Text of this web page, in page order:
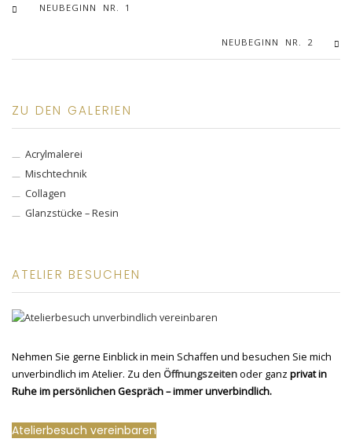
NEUBEGINN NR. 1
NEUBEGINN NR. 2
ZU DEN GALERIEN
Acrylmalerei
Mischtechnik
Collagen
Glanzstücke – Resin
ATELIER BESUCHEN
Nehmen Sie gerne Einblick in mein Schaffen und besuchen Sie mich
unverbindlich im Atelier. Zu den Öffnungszeitenoder ganz privat in
Ruhe im persönlichen Gespräch – immer unverbindlich.
Atelierbesuch vereinbaren